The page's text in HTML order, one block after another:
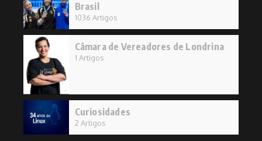
Brasil
1036 Artigos
Câmara de Vereadores de Londrina
1 Artigos
Curiosidades
2 Artigos